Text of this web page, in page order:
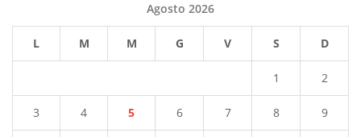
Agosto 2026
L M M G V S D
1 2
3 4 5 6 7 8 9